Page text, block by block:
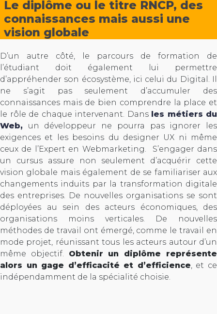
Le diplôme ou le titre RNCP, des
connaissances mais aussi une
vision globale
D’un autre côté, le parcours de formation de
l’étudiant doit également lui permettre
d’appréhender son écosystème, ici celui du Digital. Il
ne s’agit pas seulement d’accumuler des
connaissances mais de bien comprendre la place et
le rôle de chaque intervenant. Dans les métiers du
Web, un développeur ne pourra pas ignorer les
exigences et les besoins du designer UX ni même
ceux de l’Expert en Webmarketing. S’engager dans
un cursus assure non seulement d’acquérir cette
vision globale mais également de se familiariser aux
changements induits par la transformation digitale
des entreprises. De nouvelles organisations se sont
déployées au sein des acteurs économiques, des
organisations moins verticales. De nouvelles
méthodes de travail ont émergé, comme le travail en
mode projet, réunissant tous les acteurs autour d’un
même objectif. Obtenir un diplôme représente
alors un gage d’efficacité et d’efficience, et ce
indépendamment de la spécialité choisie.